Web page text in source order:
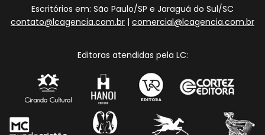
Escritórios em: São Paulo/SP e Jaraguá do Sul/SC
contato@lcagencia.com.br | comercial@lcagencia.com.br
Editoras atendidas pela LC: